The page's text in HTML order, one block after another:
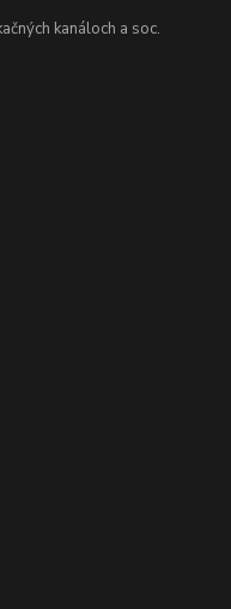
kanáloch a soc.